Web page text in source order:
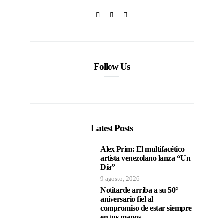
Follow Us
Latest Posts
Alex Prim: El multifacético
artista venezolano lanza “Un
Día”
9 agosto, 2026
Notitarde arriba a su 50°
aniversario fiel al
compromiso de estar siempre